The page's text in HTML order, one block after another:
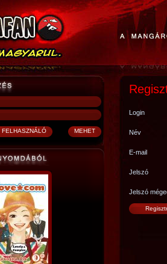
Login
Név
E-mail
Jelszó
Jelszó